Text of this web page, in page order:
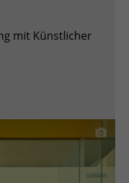
mit Künstlicher